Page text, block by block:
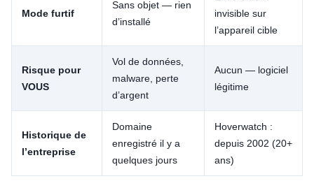
Mode furtif
Sans objet — rien
d’installé
invisible sur
l’appareil cible
Risque pour
VOUS
Vol de données,
malware, perte
d’argent
Aucun — logiciel
légitime
Historique de
l’entreprise
Domaine
enregistré il y a
quelques jours
Hoverwatch :
depuis 2002 (20+
ans)